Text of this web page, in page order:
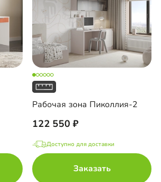
Рабочая зона Пиколлия-2
122 550
Доступно для доставки
Заказать